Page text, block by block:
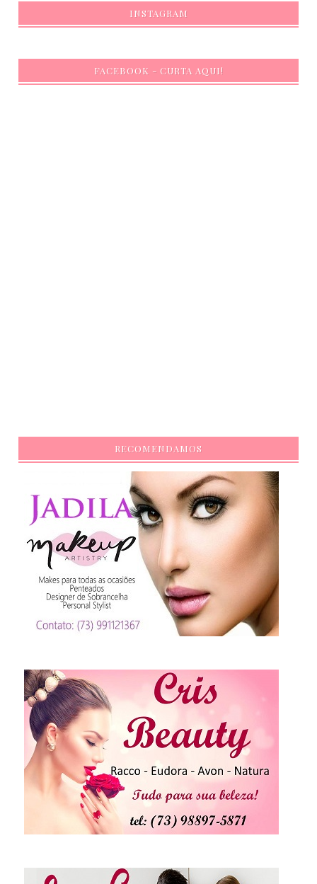
INSTAGRAM
FACEBOOK - CURTA AQUI!
RECOMENDAMOS